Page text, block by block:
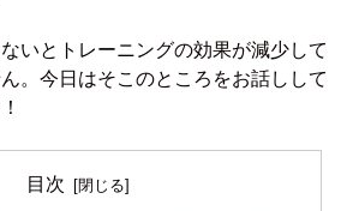
いとトレーニングの効果が減少して
。今日はそこのところをお話しして
目次